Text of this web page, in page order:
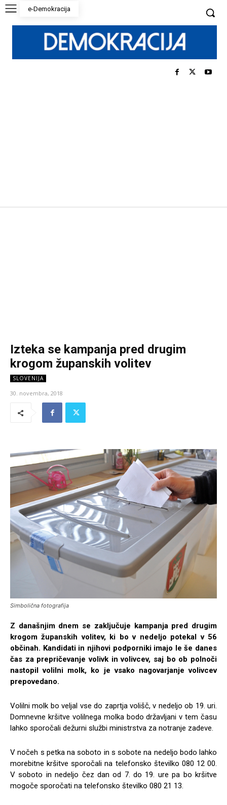
e-Demokracija
Izteka se kampanja pred drugim
krogom županskih volitev
SLOVENIJA
30. novembra, 2018
Simbolična fotografija
Z današnjim dnem se zaključuje kampanja pred drugim
krogom županskih volitev, ki bo v nedeljo potekal v 56
občinah. Kandidati in njihovi podporniki imajo le še danes
čas za prepričevanje volivk in volivcev, saj bo ob polnoči
nastopil volilni molk, ko je vsako nagovarjanje volivcev
prepovedano.
Volilni molk bo veljal vse do zaprtja volišč, v nedeljo ob 19. uri.
Domnevne kršitve volilnega molka bodo državljani v tem času
lahko sporočali dežurni službi ministrstva za notranje zadeve.
V nočeh s petka na soboto in s sobote na nedeljo bodo lahko
morebitne kršitve sporočali na telefonsko številko 080 12 00.
V soboto in nedeljo čez dan od 7. do 19. ure pa bo kršitve
mogoče sporočati na telefonsko številko 080 21 13.